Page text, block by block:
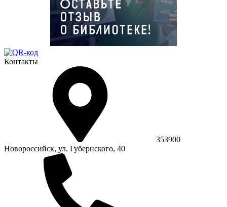
Контакты
353900
Новороссийск, ул. Губернского, 40